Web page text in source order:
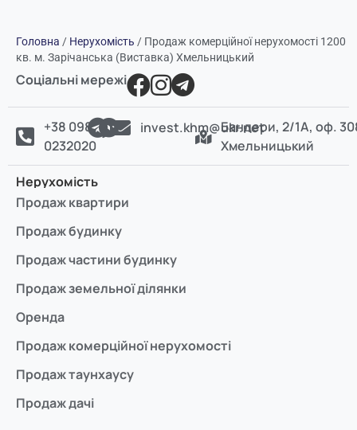
Головна / Нерухомість / Продаж комерційної нерухомості 1200
кв. м. Зарічанська (Виставка) Хмельницький
Соціальні мережі
+38 098
0232020
invest.khm@ukr.netБандери, 2/1А, оф.
Хмельницький
Нерухомість
Продаж квартири
Продаж будинку
Продаж частини будинку
Продаж земельної ділянки
Оренда
Продаж комерційної нерухомості
Продаж таунхаусу
Продаж дачі